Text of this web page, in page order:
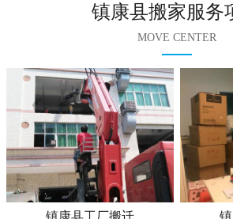
镇康县搬家服务
MOVE CENTER
镇康县工厂搬迁